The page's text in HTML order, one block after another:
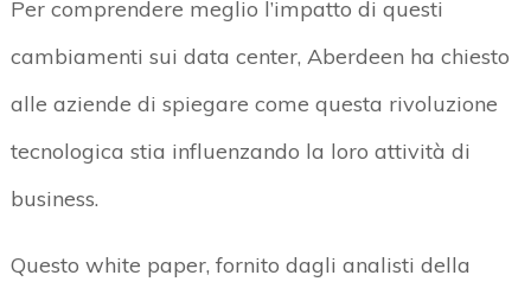
Per comprendere meglio l’impatto di questi
cambiamenti sui data center, Aberdeen ha chiesto
alle aziende di spiegare come questa rivoluzione
tecnologica stia influenzando la loro attività di
business.
Questo white paper, fornito dagli analisti della